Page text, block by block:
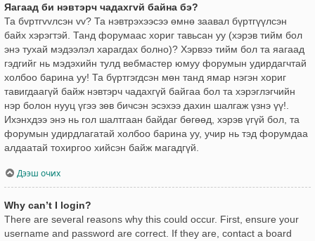
Яагаад би нэвтэрч чадахгvй байна бэ?
Та бvртгvvлсэн vv? Та нэвтрэхээсээ өмнө заавал бүртгүүлсэн
байх хэрэгтэй. Танд форумаас хориг тавьсан уу (хэрэв тийм бол
энэ тухай мэдээлэл харагдах болно)? Хэрвээ тийм бол та яагаад
гэдгийг нь мэдэхийн тулд вебмастер юмуу форумын удирдагчтай
холбоо барина уу! Та бүртгэгдсэн мөн танд ямар нэгэн хориг
тавигдаагүй байж нэвтэрч чадахгүй байгаа бол та хэрэглэгчийн
нэр болон нууц үгээ зөв бичсэн эсэхээ дахин шалгаж үзнэ үү!.
Ихэнхдээ энэ нь гол шалтгаан байдаг бөгөөд, хэрэв үгүй бол, та
форумын удирдлагатай холбоо барина уу, учир нь тэд форумдаа
алдаатай тохиргоо хийсэн байж магадгүй.
Дээш очих
Why can’t I login?
There are several reasons why this could occur. First, ensure your
username and password are correct. If they are, contact a board